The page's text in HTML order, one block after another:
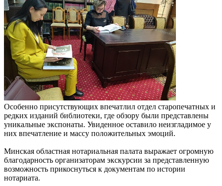
Особенно присутствующих впечатлил отдел старопечатных и
редких изданий библиотеки, где обзору были представлены
уникальные экспонаты. Увиденное оставило неизгладимое у
них впечатление и массу положительных эмоций.
Минская областная нотариальная палата выражает огромную
благодарность организаторам экскурсии за представленную
возможность прикоснуться к документам по истории
нотариата.